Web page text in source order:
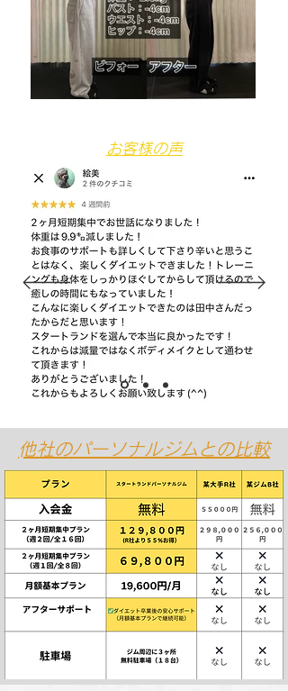
​お客様の声
​他社のパーソナルジムとの比較